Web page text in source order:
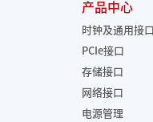
产品中心
时钟及通用接口
PCIe接口
存储接口
网络接口
电源管理